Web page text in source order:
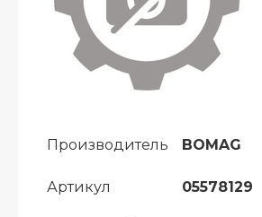
Производитель BOMAG
Артикул 05578129